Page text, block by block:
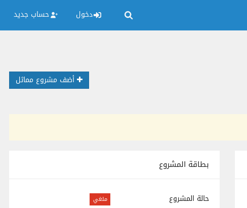
دخول حساب جديد
أضف مشروع مماثل
بطاقة المشروع
حالة المشروع ملغي